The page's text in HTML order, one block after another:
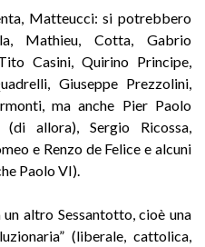
Matteucci: si potrebbero
Mathieu, Cotta, Gabrio
Casini, Quirino Principe,
Giuseppe Prezzolini,
ma anche Pier Paolo
allora), Sergio Ricossa,
e Renzo de Felice e alcuni
Paolo VI).
altro Sessantotto, cioè una
(liberale, cattolica,